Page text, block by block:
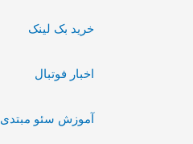
خرید بک لینک
اخبار فوتبال
آموزش سئو مبتدی